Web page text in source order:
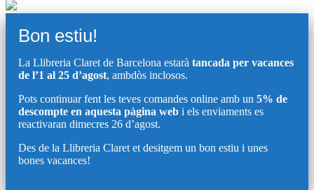
Bon estiu!
La Llibreria Claret de Barcelona estarà tancada per vacances
de l’1 al 25 d’agost, ambdòs inclosos.
Pots continuar fent les teves comandes online amb un 5% de
descompte en aquesta pàgina web i els enviaments es
reactivaran dimecres 26 d’agost.
Des de la Llibreria Claret et desitgem un bon estiu i unes
bones vacances!